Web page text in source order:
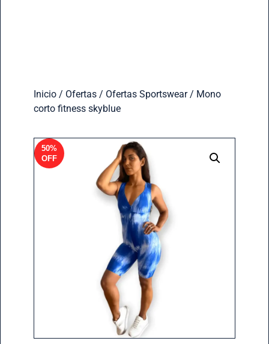
Inicio/ Ofertas/ Ofertas Sportswear/ Mono
corto fitness skyblue
50%
OFF